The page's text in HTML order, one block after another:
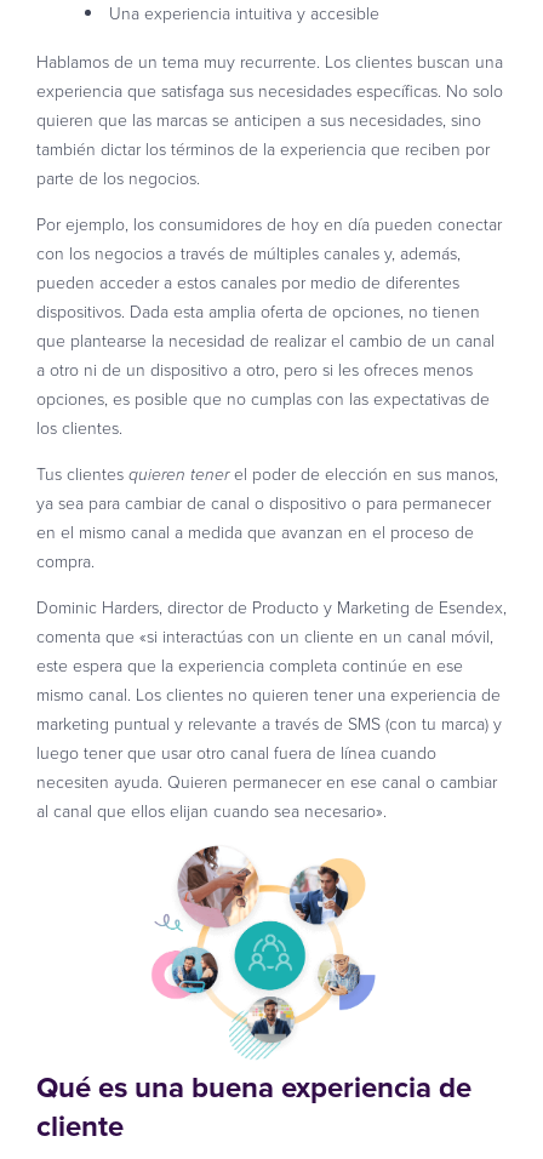
Una experiencia intuitiva y accesible
Hablamos de un tema muy recurrente. Los clientes buscan una
experiencia que satisfaga sus necesidades específicas. No solo
quieren que las marcas se anticipen a sus necesidades, sino
también dictar los términos de la experiencia que reciben por
parte de los negocios.
Por ejemplo, los consumidores de hoy en día pueden conectar
con los negocios a través de múltiples canales y, además,
pueden acceder a estos canales por medio de diferentes
dispositivos. Dada esta amplia oferta de opciones, no tienen
que plantearse la necesidad de realizar el cambio de un canal
a otro ni de un dispositivo a otro, pero si les ofreces menos
opciones, es posible que no cumplas con las expectativas de
los clientes.
Tus clientes quieren tenerel poder de elección en sus manos,
ya sea para cambiar de canal o dispositivo o para permanecer
en el mismo canal a medida que avanzan en el proceso de
compra.
Dominic Harders, director de Producto y Marketing de Esendex,
comenta que «si interactúas con un cliente en un canal móvil,
este espera que la experiencia completa continúe en ese
mismo canal. Los clientes no quieren tener una experiencia de
marketing puntual y relevante a través de SMS (con tu marca) y
luego tener que usar otro canal fuera de línea cuando
necesiten ayuda. Quieren permanecer en ese canal o cambiar
al canal que ellos elijan cuando sea necesario».
Qué es una buena experiencia de
cliente